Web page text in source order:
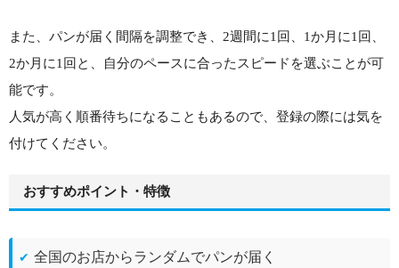
また、パンが届く間隔を調整でき、2週間に1回、1か月に1回、
2か月に1回と、自分のペースに合ったスピードを選ぶことが可
能です。
人気が高く順番待ちになることもあるので、登録の際には気を
付けてください。
おすすめポイント・特徴
全国のお店からランダムでパンが届く